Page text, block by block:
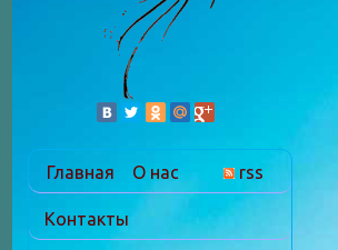
Главная О нас rss
Контакты